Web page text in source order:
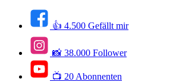
👍 4.500 Gefällt mir
📸 38.000 Follower
📺 20 Abonnenten